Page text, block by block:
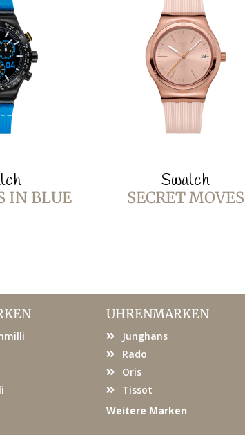
IN BLUE
Swatch
SECRET MOVES
UHRENMARKEN
Junghans
Rado
Oris
Tissot
Weitere Marken